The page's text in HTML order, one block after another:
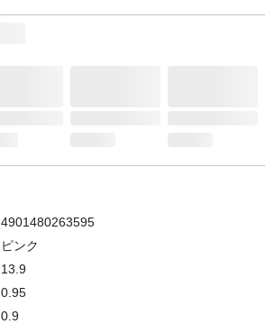
4901480263595
ピンク
13.9
0.95
0.9